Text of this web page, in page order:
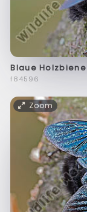
Blaue Holzbiene
f84596
Zoom